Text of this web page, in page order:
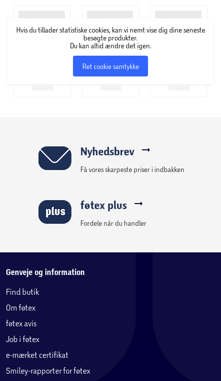
Hvis du tillader statistiske cookies, kan vi nemt vise dig dine seneste
besøgte produkter.
Du kan altid ændre det igen.
Ret cookie samtykke
Nyhedsbrev
Få vores skarpeste priser i indbakken
føtex plus
Fordele når du handler
Genveje og information
Find butik
Om føtex
føtex avis
Job i føtex
e-mærket certifikat
Smiley-rapporter for føtex